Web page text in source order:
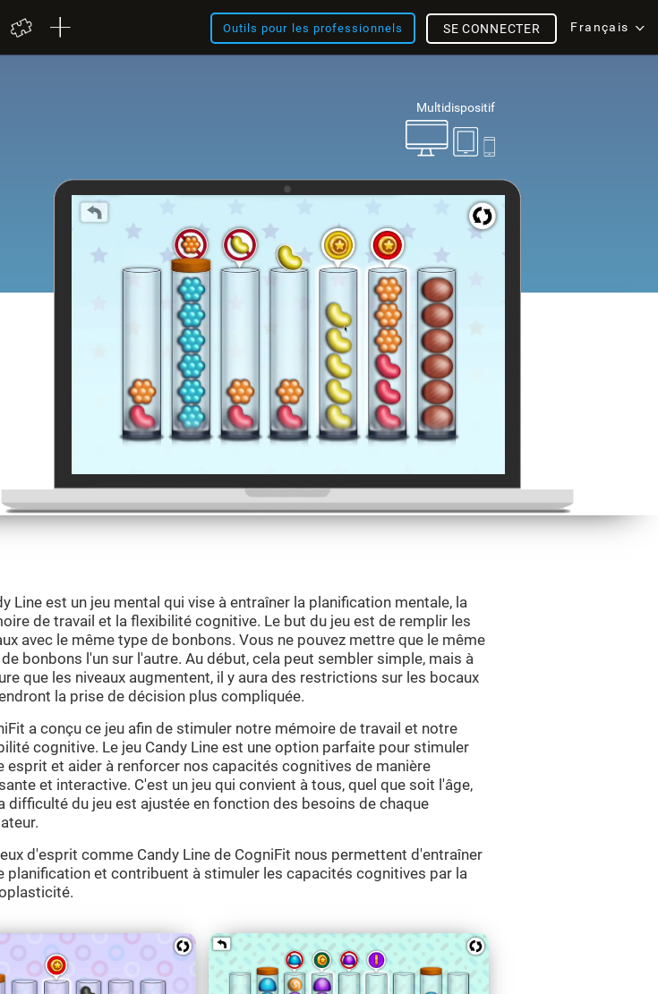
Outils pour les professionnels Français
SE CONNECTER
Multidispositif
Line est un jeu mental qui vise à entraîner la planification mentale, la
de travail et la flexibilité cognitive. Le but du jeu est de remplir les
avec le même type de bonbons. Vous ne pouvez mettre que le même
bonbons l'un sur l'autre. Au début, cela peut sembler simple, mais à
que les niveaux augmentent, il y aura des restrictions sur les bocaux
la prise de décision plus compliquée.
a conçu ce jeu afin de stimuler notre mémoire de travail et notre
cognitive. Le jeu Candy Line est une option parfaite pour stimuler
esprit et aider à renforcer nos capacités cognitives de manière
et interactive. C'est un jeu qui convient à tous, quel que soit l'âge,
difficulté du jeu est ajustée en fonction des besoins de chaque
d'esprit comme Candy Line de CogniFit nous permettent d'entraîner
planification et contribuent à stimuler les capacités cognitives par la